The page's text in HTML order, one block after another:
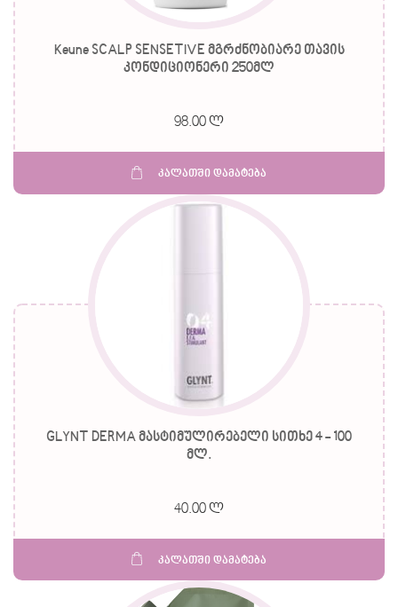
Keune SCALP SENSETIVE მგრძნობიარე თავის
კონდიციონერი 250მლ
98.00 ლ
კალათში დამატება
GLYNT DERMA მასტიმულირებელი სითხე 4 - 100
მლ.
40.00 ლ
კალათში დამატება